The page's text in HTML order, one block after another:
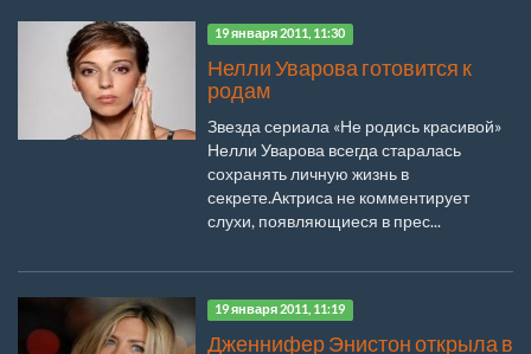
19 января 2011, 11:30
Нелли Уварова готовится к
родам
Звезда сериала «Не родись красивой»
Нелли Уварова всегда старалась
сохранять личную жизнь в
секрете.Актриса не комментирует
слухи, появляющиеся в прес...
19 января 2011, 11:19
Дженнифер Энистон открыла в